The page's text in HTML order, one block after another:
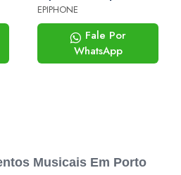
EPIPHONE
Fale Por
WhatsApp
Musicais Em Porto